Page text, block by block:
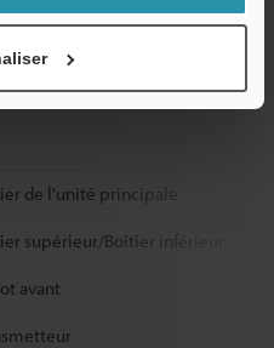
aux chocs
de l'unité principale
supérieur/Boîtier inférieur
avant